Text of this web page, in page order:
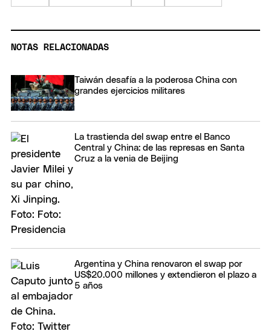
NOTAS RELACIONADAS
Taiwán desafía a la poderosa China con
grandes ejercicios militares
La trastienda del swap entre el Banco
Central y China: de las represas en Santa
Cruz a la venia de Beijing
Argentina y China renovaron el swap por
US$20.000 millones y extendieron el plazo a
5 años